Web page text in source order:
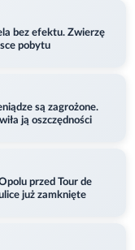
bez efektu. Zwierzę
pobytu
są zagrożone.
ją oszczędności
przed Tour de
już zamknięte